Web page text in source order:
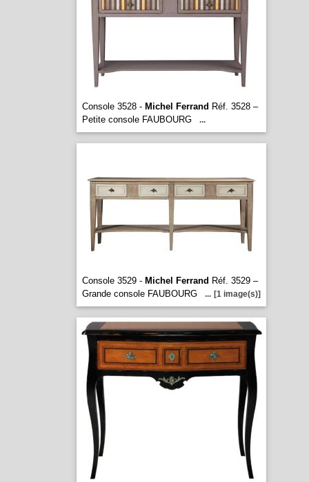
Console 3528 - Michel Ferrand Réf. 3528 –
Petite console FAUBOURG
...
Console 3529 - Michel Ferrand Réf. 3529 –
Grande console FAUBOURG
... [1 image(s)]